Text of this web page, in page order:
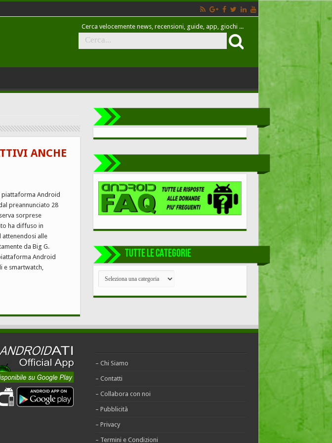
Cerca velocemente news, recensioni, guide, app, giochi ...
ANCHE
piattaforma Android
preannunciato 28
sorprese
ha diffuso in
attenendosi alle
da Big G.
Android
e smartwatch,
TUTTE LE CATEGORIE
TUTTE
CATEGORIE
– Chi Siamo
– Contatti
– Collabora con noi
– Pubblicità
– Privacy
– Termini e Condizioni